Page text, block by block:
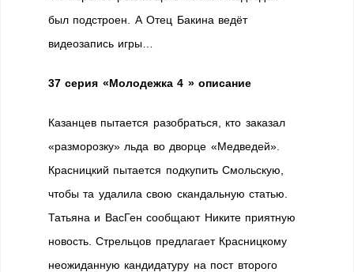
был подстроен. А Отец Бакина ведёт
видеозапись игры…
37 серия «Молодежка 4 » описание
Казанцев пытается разобраться, кто заказал
«разморозку» льда во дворце «Медведей».
Красницкий пытается подкупить Смольскую,
чтобы та удалила свою скандальную статью.
Татьяна и ВасГен сообщают Никите приятную
новость. Стрельцов предлагает Красницкому
неожиданную кандидатуру на пост второго